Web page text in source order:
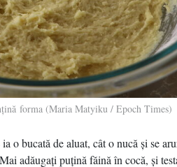
forma (Maria Matyiku / Epoch Times)
o bucată de aluat, cât o nucă şi se
adăugaţi puţină făină în cocă, şi